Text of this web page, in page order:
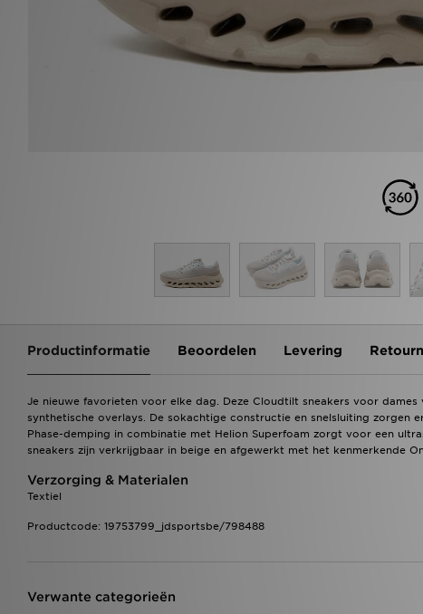
Productinformatie Beoordelen Levering
Je nieuwe favorieten voor elke dag. Deze Cloudtilt sneakers voor
synthetische overlays. De sokachtige constructie en snelsluiting zorgen
Phase-demping in combinatie met Helion Superfoam zorgt voor een
sneakers zijn verkrijgbaar in beige en afgewerkt met het kenmerkende
Verzorging & Materialen
Textiel
Productcode: 19753799_jdsportsbe/798488
Verwante categorieën